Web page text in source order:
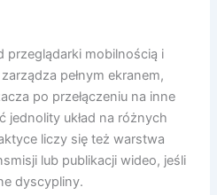
przeglądarki mobilnością i
pełnym ekranem,
po przełączeniu na inne
jednolity układ na różnych
liczy się też warstwa
lub publikacji wideo, jeśli
dyscypliny.